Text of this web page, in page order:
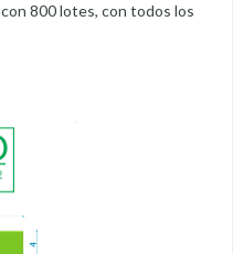
800 lotes, con todos los